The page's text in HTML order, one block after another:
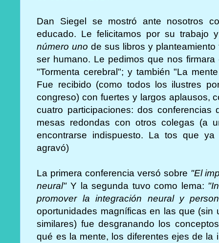
Dan Siegel se mostró ante nosotros
educado. Le felicitamos por su
número uno de sus libros y
ser humano. Le pedimos que nos
"Tormenta cerebral"; y también "La
Fue recibido (como todos los ilustres
congreso) con fuertes y largos aplausos,
cuatro participaciones: dos
mesas redondas con otros colegas (a
encontrarse indispuesto. La tos que
agravó)
La primera conferencia versó sobre "El
neural"Y la segunda tuvo como lema:
promover la integración neural y
oportunidades magníficas en las que (sin
similares) fue desgranando los
qué es la mente, los diferentes ejes de la